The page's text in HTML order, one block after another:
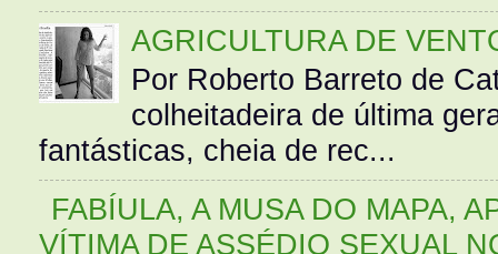
AGRICULTURA DE
Por Roberto Barreto de
colheitadeira de última
fantásticas, cheia de rec...
FABÍULA, A MUSA DO MAPA,
VÍTIMA DE ASSÉDIO SEXUAL